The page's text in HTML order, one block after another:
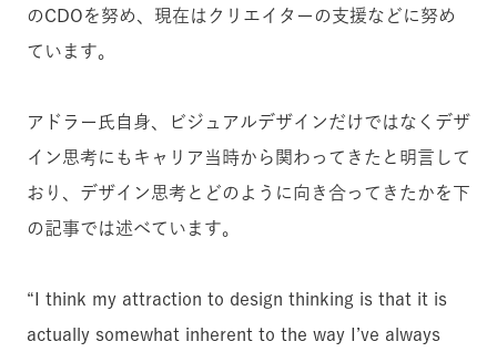
のCDOを努め、現在はクリエイターの支援などに努め
ています。
アドラー氏自身、ビジュアルデザインだけではなくデザ
イン思考にもキャリア当時から関わってきたと明言して
おり、デザイン思考とどのように向き合ってきたかを下
の記事では述べています。
“I think my attraction to design thinking is that it is
actually somewhat inherent to the way I’ve always